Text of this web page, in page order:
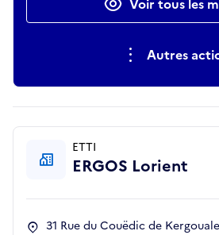
Voir tous les
Autres
ETTI
ERGOS Lorient
31 Rue du Couëdic de